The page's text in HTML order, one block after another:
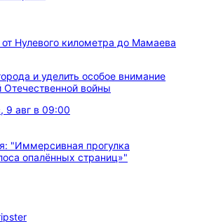
Нулевого километра до Мамаева
и уделить особое внимание
войны
9 авг в 09:00